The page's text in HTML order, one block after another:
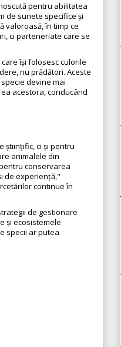
pentru abilitatea
de sunete specifice și
valoroasă, în timp ce
ci parteneriate care se
își folosesc culorile
nu prădători. Aceste
devine mai
acestora, conducând
științific, ci și pentru
animalele din
conservarea
de experiență,"
continue în
de gestionare
și ecosistemele
specii ar putea